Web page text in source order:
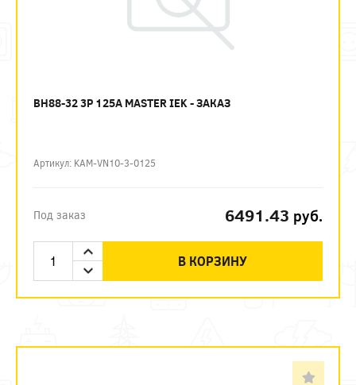
ВН88-32 3P 125А MASTER IEK - ЗАКАЗ
Артикул: KAM-VN10-3-0125
Под заказ 6491.43 руб.
В КОРЗИНУ